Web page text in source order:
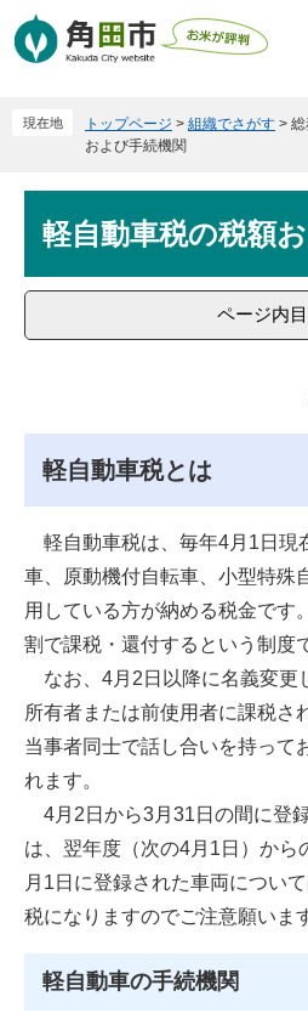
ー
ニ
現在地 トップページ > 組織でさがす >
および手続機関
文軽自動車税の税額
ページ内
軽自動車税とは
軽自動車税は、毎年4月1日現
車、原動機付自転車、小型特殊
用している方が納める税金です
割で課税・還付するという制度
なお、4月2日以降に名義変更
所有者または前使用者に課税さ
当事者同士で話し合いを持って
れます。
4月2日から3月31日の間に登
は、翌年度（次の4月1日）から
月1日に登録された車両につい
税になりますのでご注意願いま
軽自動車の手続機関